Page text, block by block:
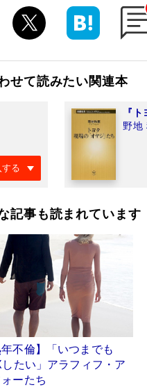
せて読みたい関連本
る
『
野地
記事も読まれています
年不倫】「いつまでも
たい」アラフィフ・ア
ーたち